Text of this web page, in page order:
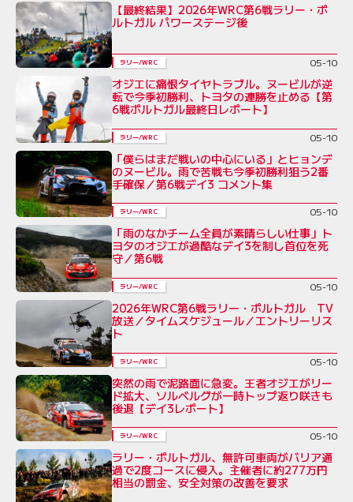
【最終結果】2026年WRC第6戦ラリー・ポ
ルトガル パワーステージ後
ラリー/WRC 05-10
オジエに痛恨タイヤトラブル。ヌービルが逆
転で今季初勝利、トヨタの連勝を止める【第
6戦ポルトガル最終日レポート】
ラリー/WRC 05-10
「僕らはまだ戦いの中心にいる」とヒョンデ
のヌービル。雨で苦戦も今季初勝利狙う2番
手確保／第6戦デイ3 コメント集
ラリー/WRC 05-10
「雨のなかチーム全員が素晴らしい仕事」ト
ヨタのオジエが過酷なデイ3を制し首位を死
守／第6戦
ラリー/WRC 05-10
2026年WRC第6戦ラリー・ポルトガル TV
放送／タイムスケジュール／エントリーリス
ト
ラリー/WRC 05-10
突然の雨で泥路面に急変。王者オジエがリー
ド拡大、ソルベルグが一時トップ返り咲きも
後退【デイ3レポート】
ラリー/WRC 05-10
ラリー・ポルトガル、無許可車両がバリア通
過で2度コースに侵入。主催者に約277万円
相当の罰金、安全対策の改善を要求